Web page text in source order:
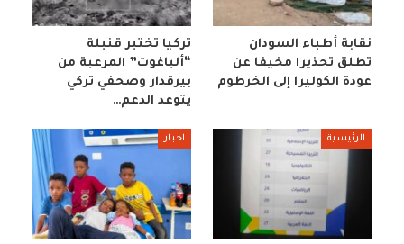
نقابة أطباء السودان
تطلق تحذيرا مخيفا عن
عودة الكوليرا إلى الخرطوم
تركيا تختبر قنبلة
“ألباغوت” المرعبة من
بيرقدار وصحفي تركي
يتوعد الدعم…
الرئيسية اخبار